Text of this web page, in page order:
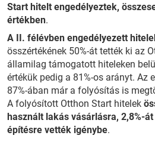
Start hitelt engedélyeztek,
értékben.
A II. félévben engedélyezett
összértékének 50%-át tették ki az
államilag támogatott hiteleken
értékük pedig a 81%-os arányt. Az
87%-ában már a folyósítás is
A folyósított Otthon Start hitelek
használt lakás vásárlásra, 2,8%-
építésre vették igénybe.